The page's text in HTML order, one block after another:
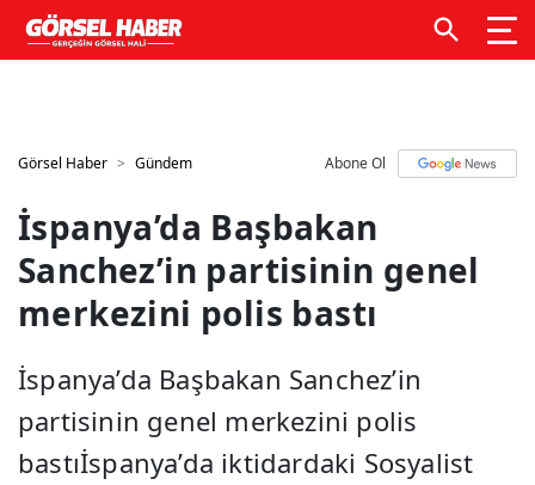
GTM kodunuzu buraya ekleyin
GTM kodunuzu buraya
ekleyin
Görsel Haber Gündem Abone Ol
İspanya’da Başbakan
Sanchez’in partisinin genel
merkezini polis bastı
İspanya’da Başbakan Sanchez’in
partisinin genel merkezini polis
bastıİspanya’da iktidardaki Sosyalist